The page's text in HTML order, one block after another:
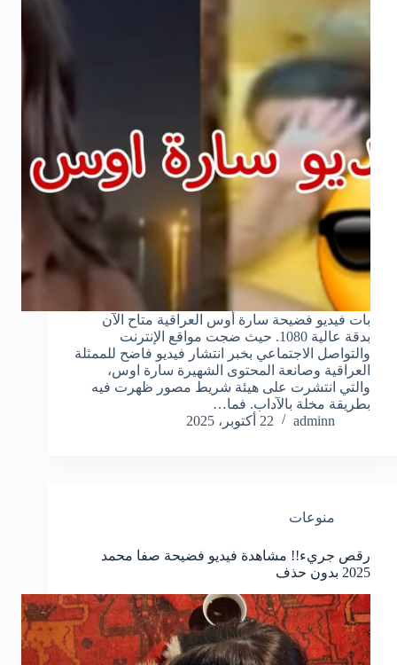
بات فيديو فضيحة سارة أوس العراقية متاح الآن
بدقة عالية 1080. حيث ضجت مواقع الإنترنت
والتواصل الاجتماعي بخبر انتشار فيديو فاضح للممثلة
العراقية وصانعة المحتوى الشهيرة سارة اوس،
والتي انتشرت على هيئة شريط مصور ظهرت فيه
بطريقة مخلة بالآداب. فما…
adminn
22 أكتوبر، 2025
منوعات
رقص جريء!! مشاهدة فيديو فضيحة صفا محمد
2025 بدون حذف